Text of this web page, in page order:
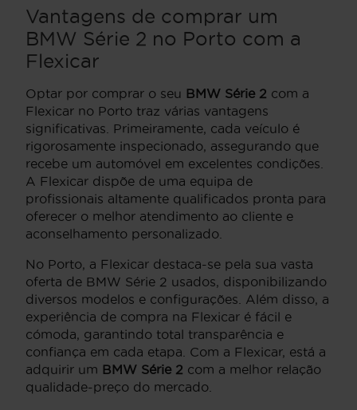
Vantagens de comprar um
BMW Série 2 no Porto com a
Flexicar
Optar por comprar o seu BMW Série 2 com a
Flexicar no Porto traz várias vantagens
significativas. Primeiramente, cada veículo é
rigorosamente inspecionado, assegurando que
recebe um automóvel em excelentes condições.
A Flexicar dispõe de uma equipa de
profissionais altamente qualificados pronta para
oferecer o melhor atendimento ao cliente e
aconselhamento personalizado.
No Porto, a Flexicar destaca-se pela sua vasta
oferta de BMW Série 2 usados, disponibilizando
diversos modelos e configurações. Além disso, a
experiência de compra na Flexicar é fácil e
cómoda, garantindo total transparência e
confiança em cada etapa. Com a Flexicar, está a
adquirir um BMW Série 2 com a melhor relação
qualidade-preço do mercado.